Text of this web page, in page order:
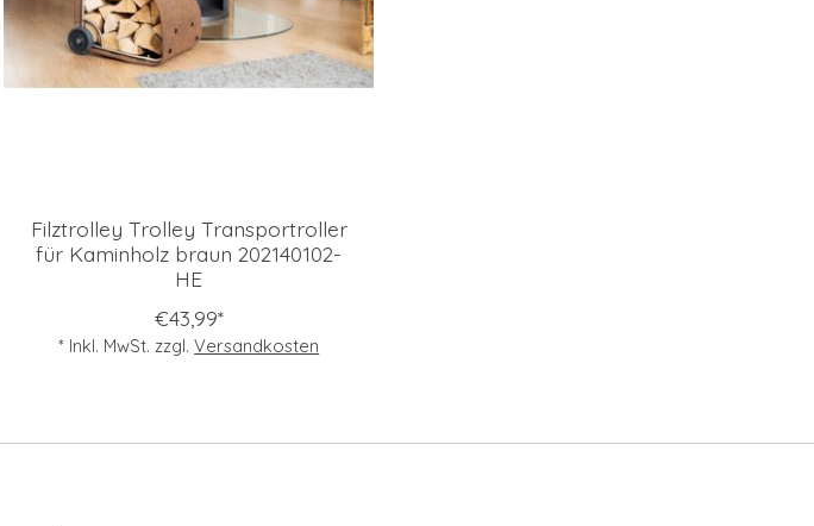
Filztrolley Trolley Transportroller
für Kaminholz braun 202140102-
HE
€43,99*
* Inkl. MwSt. zzgl.Versandkosten